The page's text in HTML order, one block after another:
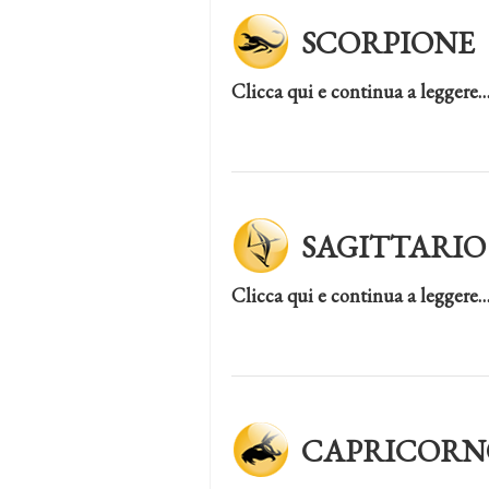
SCORPIONE
Clicca qui e continua a leggere…
SAGITTARIO
Clicca qui e continua a leggere…